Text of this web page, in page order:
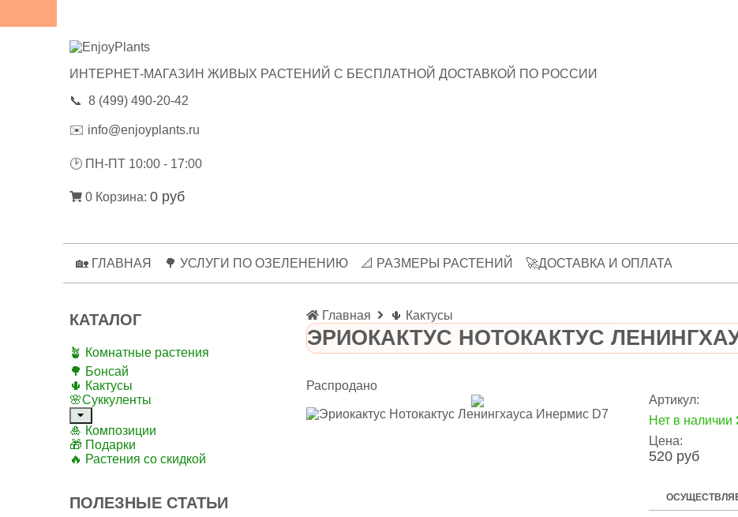
ИНТЕРНЕТ-МАГАЗИН ЖИВЫХ РАСТЕНИЙ С БЕСПЛАТНОЙ ДОСТАВКОЙ ПО РОССИИ
📞 8 (499) 490-20-42
✉️ info@enjoyplants.ru
🕑 ПН-ПТ 10:00 - 17:00
0 Корзина: 0 руб
🏡 ГЛАВНАЯ 🌳 УСЛУГИ ПО ОЗЕЛЕНЕНИЮ 📐 РАЗМЕРЫ РАСТЕНИЙ 🚀ДОСТАВКА И ОПЛАТА
КАТАЛОГ
🪴 Комнатные растения
🌳 Бонсай
🌵 Кактусы
🌸Суккуленты
🎍 Композиции
🎁 Подарки
🔥 Растения со скидкой
ПОЛЕЗНЫЕ СТАТЬИ
Главная 🌵 Кактусы
ЭРИОКАКТУС НОТОКАКТУС
Распродано
Артикул:
Нет в наличии
Цена:
520 руб